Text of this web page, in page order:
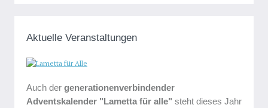
Aktuelle Veranstaltungen
Auch der generationenverbindender
Adventskalender "Lametta für alle" steht dieses Jahr